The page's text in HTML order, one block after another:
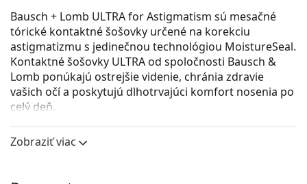
Bausch + Lomb ULTRA for Astigmatism sú mesačné
tórické kontaktné šošovky určené na korekciu
astigmatizmu s jedinečnou technológiou MoistureSeal.
Kontaktné šošovky ULTRA od spoločnosti Bausch &
Lomb ponúkajú ostrejšie videnie, chránia zdravie
vašich očí a poskytujú dlhotrvajúci komfort nosenia po
celý deň.
Kontaktné šošovky Bausch + Lomb ULTRA for
Astigmatism umožňujú nepretržité nosenie až po dobu
Zobraziť viac